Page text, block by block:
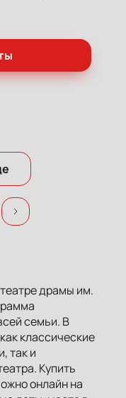
драмы им.
семьи. В
классические
так и
Купить
онлайн на